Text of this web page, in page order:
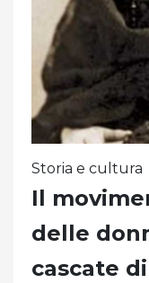
Storia e cultura
Il
delle
cascate